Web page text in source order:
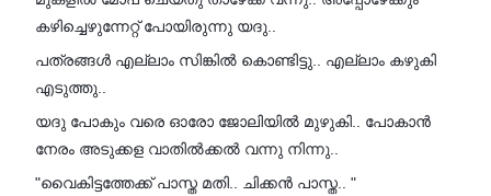
കഴിച്ചെഴുന്നേറ്റ് പോയിരുന്നു യദു..
പത്രങ്ങൾ എല്ലാം സിങ്കിൽ കൊണ്ടിട്ടു.. എല്ലാം കഴുകി
എടുത്തു..
യദു പോകും വരെ ഓരോ ജോലിയിൽ മുഴുകി.. പോകാൻ
നേരം അടുക്കള വാതിൽക്കൽ വന്നു നിന്നു..
"വൈകിട്ടത്തേക്ക് പാസ്ത മതി.. ചിക്കൻ പാസ്ത.. "